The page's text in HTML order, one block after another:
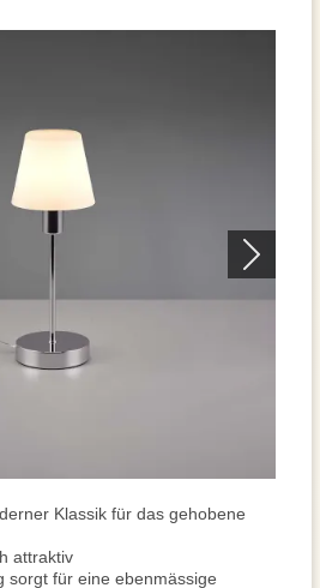
Klassik für das gehobene
attraktiv
sorgt für eine ebenmässige